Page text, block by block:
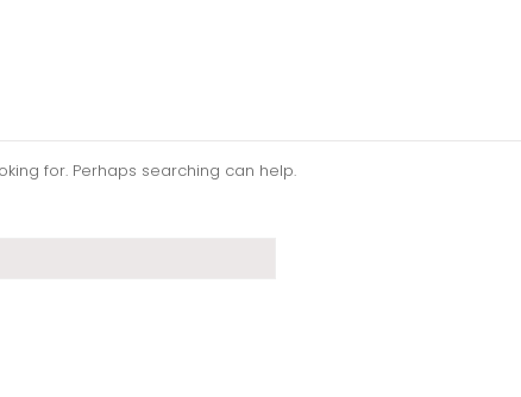
for. Perhaps searching can help.